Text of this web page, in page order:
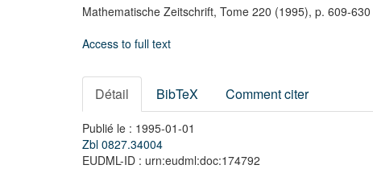
Mathematische Zeitschrift, Tome 220 (1995), p. 609-630
Access to full text
Détail BibTeX Comment citer
Publié le : 1995-01-01
Zbl 0827.34004
EUDML-ID : urn:eudml:doc:174792